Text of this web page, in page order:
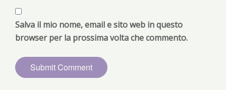
Salva il mio nome, email e sito web in questo
browser per la prossima volta che commento.